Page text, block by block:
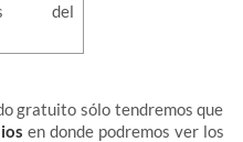
gratuito sólo tendremos que
en donde podremos ver los